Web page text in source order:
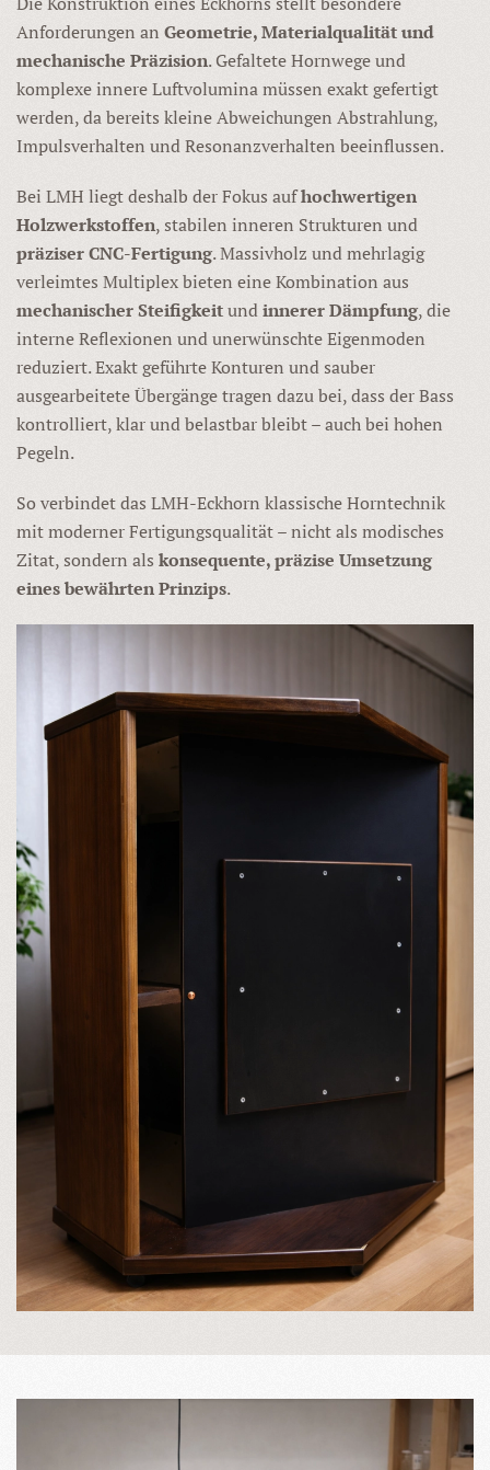
Anforderungen an Geometrie, Materialqualität und
mechanische Präzision. Gefaltete Hornwege und
komplexe innere Luftvolumina müssen exakt gefertigt
werden, da bereits kleine Abweichungen Abstrahlung,
Impulsverhalten und Resonanzverhalten beeinflussen.
Bei LMH liegt deshalb der Fokus aufhochwertigen
Holzwerkstoffen, stabilen inneren Strukturen und
präziser CNC-Fertigung. Massivholz und mehrlagig
verleimtes Multiplex bieten eine Kombination aus
mechanischer Steifigkeitundinnerer Dämpfung, die
interne Reflexionen und unerwünschte Eigenmoden
reduziert. Exakt geführte Konturen und sauber
ausgearbeitete Übergänge tragen dazu bei, dass der Bass
kontrolliert, klar und belastbar bleibt – auch bei hohen
Pegeln.
So verbindet das LMH-Eckhorn klassische Horntechnik
mit moderner Fertigungsqualität – nicht als modisches
Zitat, sondern als konsequente, präzise Umsetzung
eines bewährten Prinzips.